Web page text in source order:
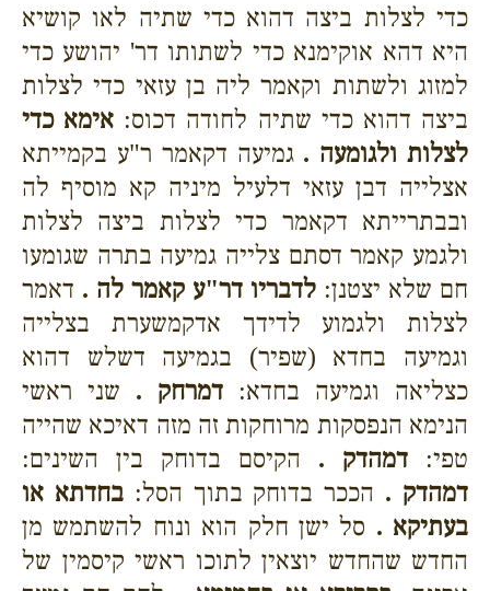
כדי לצלות ביצה דהוא כדי שתיה לאו קושיא
היא דהא אוקימנא כדי לשתותו דר' יהושע כדי
למזוג ולשתות וקאמר ליה בן עזאי כדי לצלות
ביצה דהוא כדי שתיה לחודה דכוס: אימא כדי
לצלות ולגומעה . גמיעה דקאמר ר"ע בקמייתא
אצלייה דבן עזאי דלעיל מיניה קא מוסיף לה
ובבתרייתא דקאמר כדי לצלות ביצה לצלות
ולגמע קאמר דסתם צלייה גמיעה בתרה שגומעו
חם שלא יצטנן: לדבריו דר"ע קאמר לה . דאמר
לצלות ולגמוע לדידך אדקמשערת בצלייה
וגמיעה בחדא (שפיר) בגמיעה דשלש דהוא
כצליאה וגמיעה בחדא: דמרחק . שני ראשי
הנימא הנפסקות מרוחקות זה מזה דאיכא שהייה
טפי: דמהדק . הקיסם בדוחק בין השינים:
דמהדק . הככר בדוחק בתוך הסל:בחדתא או
בעתיקא . סל ישן חלק הוא ונוח להשתמש מן
החדש שהחדש יוצאין לתוכו ראשי קיסמין של